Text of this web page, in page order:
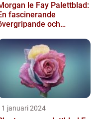
le Fay Palettblad:
fascinerande
och
januari 2024